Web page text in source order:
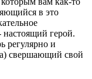
в это
настоящий герой.
регулярно и
свершающий свой